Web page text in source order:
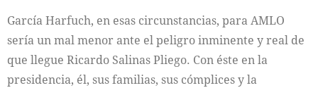
García Harfuch, en esas circunstancias, para AMLO
sería un mal menor ante el peligro inminente y real de
que llegue Ricardo Salinas Pliego. Con éste en la
presidencia, él, sus familias, sus cómplices y la